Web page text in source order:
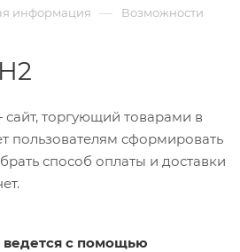
информация — Возможности
торгующий товарами в
пользователям сформировать
способ оплаты и доставки
с помощью